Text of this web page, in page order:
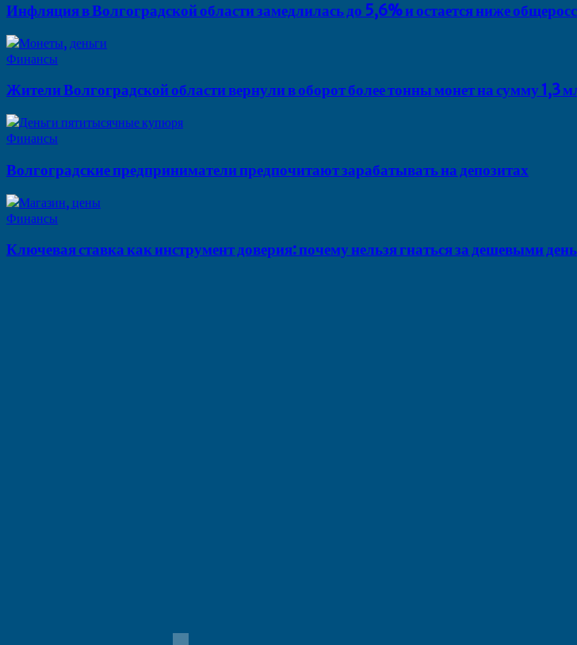
Инфляция в Волгоградской области замедлилась до 5,6% и остается ниже
Финансы
Жители Волгоградской области вернули в оборот более тонны монет на сумму 1,3
Финансы
Волгоградские предприниматели предпочитают зарабатывать на депозитах
Финансы
Ключевая ставка как инструмент доверия: почему нельзя гнаться за дешевыми